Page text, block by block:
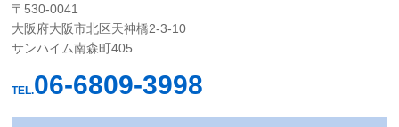
〒530-0041
大阪府大阪市北区天神橋2-3-10
サンハイム南森町405
TEL.06-6809-3998